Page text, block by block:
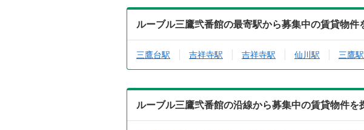
ルーブル三鷹弐番館の最寄駅から募集中の賃貸物件
三鷹台駅 吉祥寺駅 吉祥寺駅 仙川駅 三鷹駅
ルーブル三鷹弐番館の沿線から募集中の賃貸物件を